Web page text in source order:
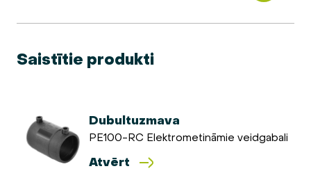
Saistītie produkti
Dubultuzmava
PE100-RC Elektrometināmie veidgabali
Atvērt